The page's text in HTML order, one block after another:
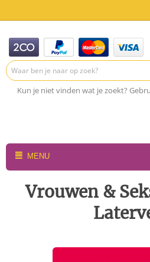
Kun je niet vinden wat je zoekt?
MENU
Vrouwen &